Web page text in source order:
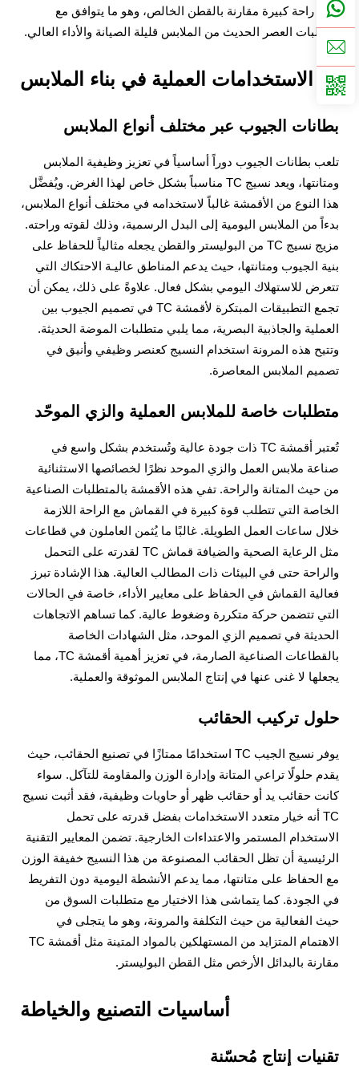
توفر راحة كبيرة مقارنة بالقطن الخالص، وهو ما يتوافق مع
متطلبات العصر الحديث من الملابس قليلة الصيانة والأداء العالي.
الاستخدامات العملية في بناء الملابس
بطانات الجيوب عبر مختلف أنواع الملابس
تلعب بطانات الجيوب دوراً أساسياً في تعزيز وظيفية الملابس
ومتانتها، ويعد نسيج TC مناسباً بشكل خاص لهذا الغرض. ويُفضَّل
هذا النوع من الأقمشة غالباً لاستخدامه في مختلف أنواع الملابس،
بدءاً من الملابس اليومية إلى البدل الرسمية، وذلك لقوته وراحته.
مزيج نسيج TC من البوليستر والقطن يجعله مثالياً للحفاظ على
بنية الجيوب ومتانتها، حيث يدعم المناطق عاليـة الاحتكاك التي
تتعرض للاستهلاك اليومي بشكل فعال. علاوةً على ذلك، يمكن أن
تجمع التطبيقات المبتكرة لأقمشة TC في تصميم الجيوب بين
العملية والجاذبية البصرية، مما يلبي متطلبات الموضة الحديثة.
وتتيح هذه المرونة استخدام النسيج كعنصر وظيفي وأنيق في
تصميم الملابس المعاصرة.
متطلبات خاصة للملابس العملية والزي الموحّد
تُعتبر أقمشة TC ذات جودة عالية وتُستخدم بشكل واسع في
صناعة ملابس العمل والزي الموحد نظرًا لخصائصها الاستثنائية
من حيث المتانة والراحة. تفي هذه الأقمشة بالمتطلبات الصناعية
الخاصة التي تتطلب قوة كبيرة في القماش مع الراحة اللازمة
خلال ساعات العمل الطويلة. غالبًا ما يُثمن العاملون في قطاعات
مثل الرعاية الصحية والضيافة قماش TC لقدرته على التحمل
والراحة حتى في البيئات ذات المطالب العالية. هذا الإشادة تبرز
فعالية القماش في الحفاظ على معايير الأداء، خاصة في الحالات
التي تتضمن حركة متكررة وضغوط عالية. كما تساهم الاتجاهات
الحديثة في تصميم الزي الموحد، مثل الشهادات الخاصة
بالقطاعات الصناعية الصارمة، في تعزيز أهمية أقمشة TC، مما
يجعلها لا غنى عنها في إنتاج الملابس الموثوقة والعملية.
حلول تركيب الحقائب
يوفر نسيج الجيب TC استخدامًا ممتازًا في تصنيع الحقائب، حيث
يقدم حلولًا تراعي المتانة وإدارة الوزن والمقاومة للتآكل. سواء
كانت حقائب يد أو حقائب ظهر أو حاويات وظيفية، فقد أثبت نسيج
TC أنه خيار متعدد الاستخدامات بفضل قدرته على تحمل
الاستخدام المستمر والاعتداءات الخارجية. تضمن المعايير التقنية
الرئيسية أن تظل الحقائب المصنوعة من هذا النسيج خفيفة الوزن
مع الحفاظ على متانتها، مما يدعم الأنشطة اليومية دون التفريط
في الجودة. كما يتماشى هذا الاختيار مع متطلبات السوق من
حيث الفعالية من حيث التكلفة والمرونة، وهو ما يتجلى في
الاهتمام المتزايد من المستهلكين بالمواد المتينة مثل أقمشة TC
مقارنة بالبدائل الأرخص مثل القطن البوليستر.
أساسيات التصنيع والخياطة
تقنيات إنتاج مُحسّنة